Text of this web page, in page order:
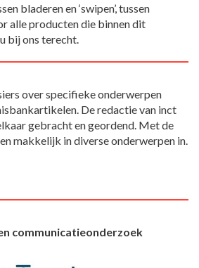
bladeren en ‘swipen’, tussen
alle producten die binnen dit
bij ons terecht.
over specifieke onderwerpen
De redactie van inct
gebracht en geordend. Met de
makkelijk in diverse onderwerpen in.
communicatieonderzoek